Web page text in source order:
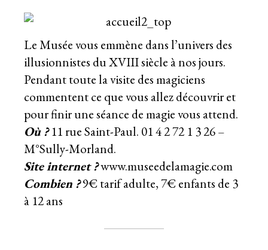
Le Musée vous emmène dans l’univers des
illusionnistes du XVIII siècle à nos jours.
Pendant toute la visite des magiciens
commentent ce que vous allez découvrir et
pour finir une séance de magie vous attend.
Où ?11 rue Saint-Paul. 01 4 2 72 1 3 26 –
M°Sully-Morland.
Site internet ?www.museedelamagie.com
Combien ?9€ tarif adulte, 7€ enfants de 3
à 12 ans